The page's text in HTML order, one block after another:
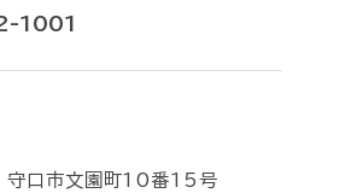
1001
口市文園町10番15号